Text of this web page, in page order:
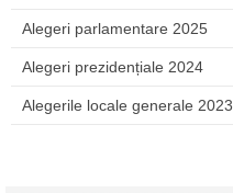
Alegeri parlamentare 2025
Alegeri prezidențiale 2024
Alegerile locale generale 2023